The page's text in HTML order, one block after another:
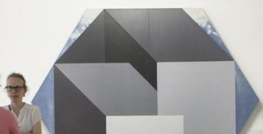
ジョージアでのMICE展示会の計画をどのように始めま